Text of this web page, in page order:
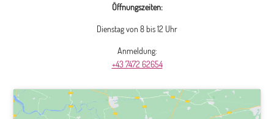
Öffnungszeiten:
Dienstag von 8 bis 12 Uhr
Anmeldung:
+43 7472 62654